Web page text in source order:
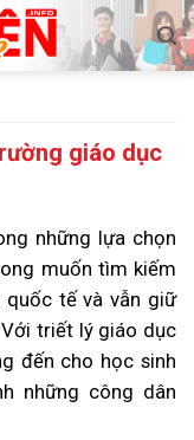
giáo dục
những lựa chọn
muốn tìm kiếm
tế và vẫn giữ
triết lý giáo dục
đến cho học sinh
những công dân